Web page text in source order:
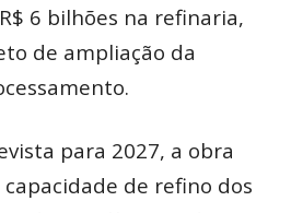
6 bilhões na refinaria,
de ampliação da
para 2027, a obra
de refino dos